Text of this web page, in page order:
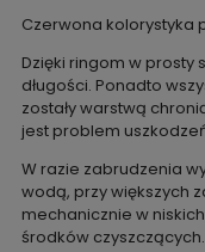
Czerwona kolorystyka
Dzięki ringom w
długości. Ponadto
zostały warstwą
jest problem
W razie zabrudzenia
wodą, przy większych
mechanicznie w
środków czyszczących.